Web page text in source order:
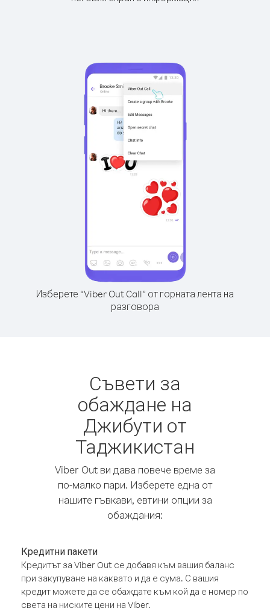
Изберете “Viber Out Call” от горната лента на
разговора
Съвети за
обаждане на
Джибути от
Таджикистан
Viber Out ви дава повече време за
по-малко пари. Изберете една от
нашите гъвкави, евтини опции за
обаждания:
Кредитни пакети
Кредитът за Viber Out се добавя към вашия баланс
при закупуване на каквато и да е сума. С вашия
кредит можете да се обаждате към кой да е номер по
света на ниските цени на Viber.